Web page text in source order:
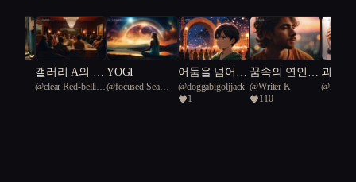
갤러리 A의 비
밀: 도시 괴담
@clear Red-bellied
YOGI
@focused Sea
어둠을 넘어
서: 용기와 진
실의 여정
@doggabigoljjack
1
꿈속의 연인,
현실의 운명
@Writer K
110
괴담
래로
@Eren